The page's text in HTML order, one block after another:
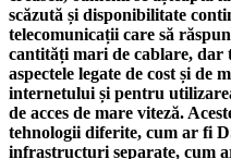
scăzută și disponibilitate
telecomunicații care să
cantități mari de cablare, dar
aspectele legate de cost și de
internetului și pentru
de acces de mare viteză.
tehnologii diferite, cum ar fi
infrastructuri separate, cum